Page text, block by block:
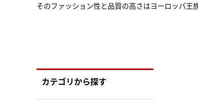
そのファッション性と品質の高さはヨーロッパ
カテゴリから探す